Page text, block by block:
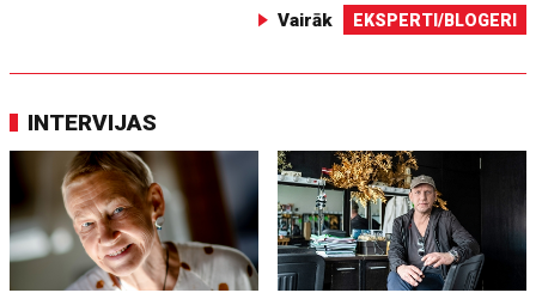
Vairāk EKSPERTI/BLOGERI
INTERVIJAS